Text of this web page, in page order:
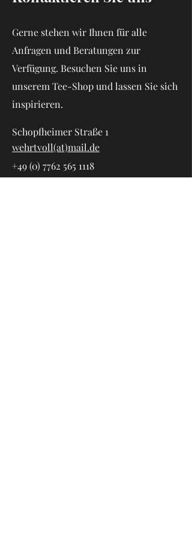
Gerne stehen wir Ihnen für alle
Anfragen und Beratungen zur
Verfügung. Besuchen Sie uns in
unserem Tee-Shop und lassen Sie sich
inspirieren.
Schopfheimer Straße 1
wehrtvoll(at)mail.de
+49 (0) 7762 565 1118